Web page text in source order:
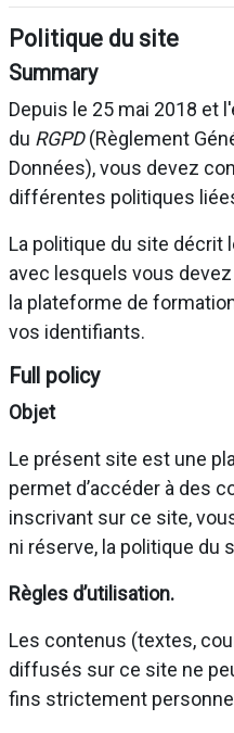
Politique du site
Summary
Depuis le 25 mai 2018 et
du RGPD(Règlement
Données), vous devez
différentes politiques
La politique du site
avec lesquels vous
la plateforme de
vos identifiants.
Full policy
Objet
Le présent site est une
permet d’accéder à des
inscrivant sur ce site,
ni réserve, la politique du
Règles d’utilisation.
Les contenus (textes,
diffusés sur ce site ne
fins strictement